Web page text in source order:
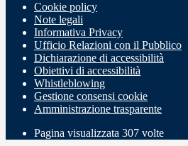
Cookie policy
Note legali
Informativa Privacy
Ufficio Relazioni con il Pubblico
Dichiarazione di accessibilità
Obiettivi di accessibilità
Whistleblowing
Gestione consensi cookie
Amministrazione trasparente
Pagina visualizzata 307 volte